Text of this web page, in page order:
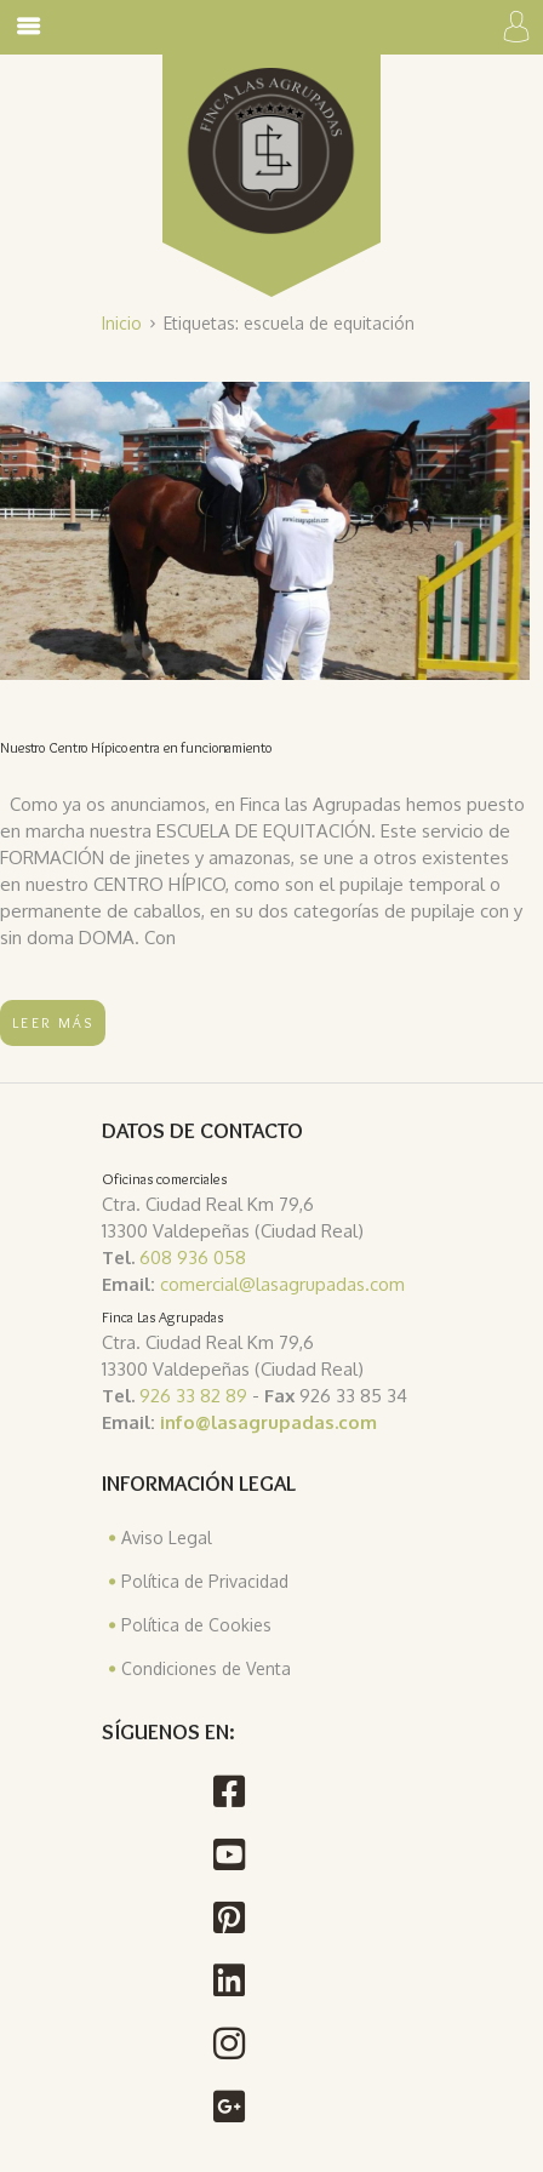
Inicio Etiquetas: escuela de equitación
Nuestro Centro Hípico entra en funcionamiento
Como ya os anunciamos, en Finca las Agrupadas hemos puesto
en marcha nuestra ESCUELA DE EQUITACIÓN. Este servicio de
FORMACIÓN de jinetes y amazonas, se une a otros existentes
en nuestro CENTRO HÍPICO, como son el pupilaje temporal o
permanente de caballos, en su dos categorías de pupilaje con y
sin doma DOMA. Con
LEER MÁS
DATOS DE CONTACTO
Oficinas comerciales
Ctra. Ciudad Real Km 79,6
13300 Valdepeñas (Ciudad Real)
Tel. 608 936 058
Email: comercial@lasagrupadas.com
Finca Las Agrupadas
Ctra. Ciudad Real Km 79,6
13300 Valdepeñas (Ciudad Real)
Tel. 926 33 82 89 - Fax 926 33 85 34
Email: info@lasagrupadas.com
INFORMACIÓN LEGAL
Aviso Legal
Política de Privacidad
Política de Cookies
Condiciones de Venta
SÍGUENOS EN: